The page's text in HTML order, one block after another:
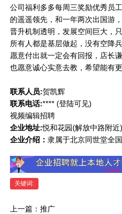
公司福利多多每周三奖励优秀员
的遥遥领先，和一年两次出国游
晋升机制透明，发展空间巨大，
所有人都是基层做起，没有空降
愿意付出就一定会有回报，店长
也愿意诚心实意去教，希望能有
联系人员:贺凯辉
联系电话:**** (登陆可见)
视频编辑招聘
企业地址:悦和花园(解放中路附
企业介绍： 隶属于北京同世堂全
关键词:
上一篇： 推广